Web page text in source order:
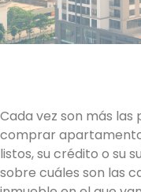
Cada vez son más
comprar
listos, su crédito o su
sobre cuáles son las